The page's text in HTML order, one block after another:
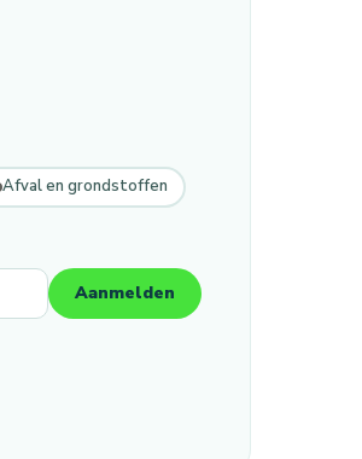
Afval en grondstoffen
Aanmelden